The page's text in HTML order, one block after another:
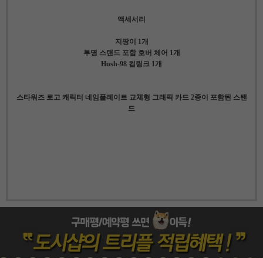
액세서리
지팡이 1개
투명 스탠드 포함 호버 체어 1개
Hush-98 컴링크 1개
스타워즈 로고 캐릭터 네임플레이트 교체형 그래픽 카드 2종이 포함된 스탠
드